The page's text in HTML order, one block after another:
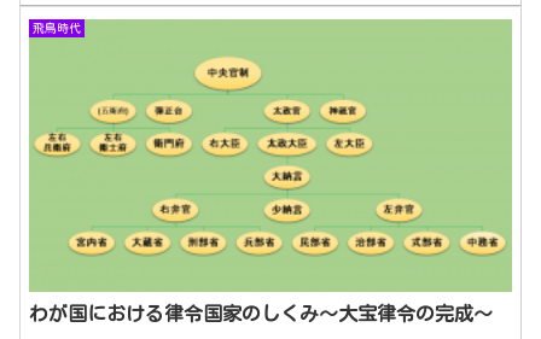
飛鳥時代
わが国における律令国家のしくみ～大宝律令の完成～